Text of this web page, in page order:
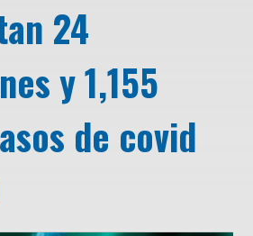
24
y 1,155
de covid